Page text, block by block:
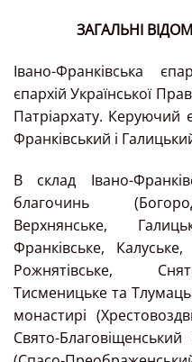
ЗАГАЛЬНІ
Івано-Франківська
єпархій Української
Патріархату. Керуючий
Франківський і
В склад Івано-
благочинь
Верхнянське,
Франківське,
Рожнятівське,
Тисменицьке та
монастирі
Свято-